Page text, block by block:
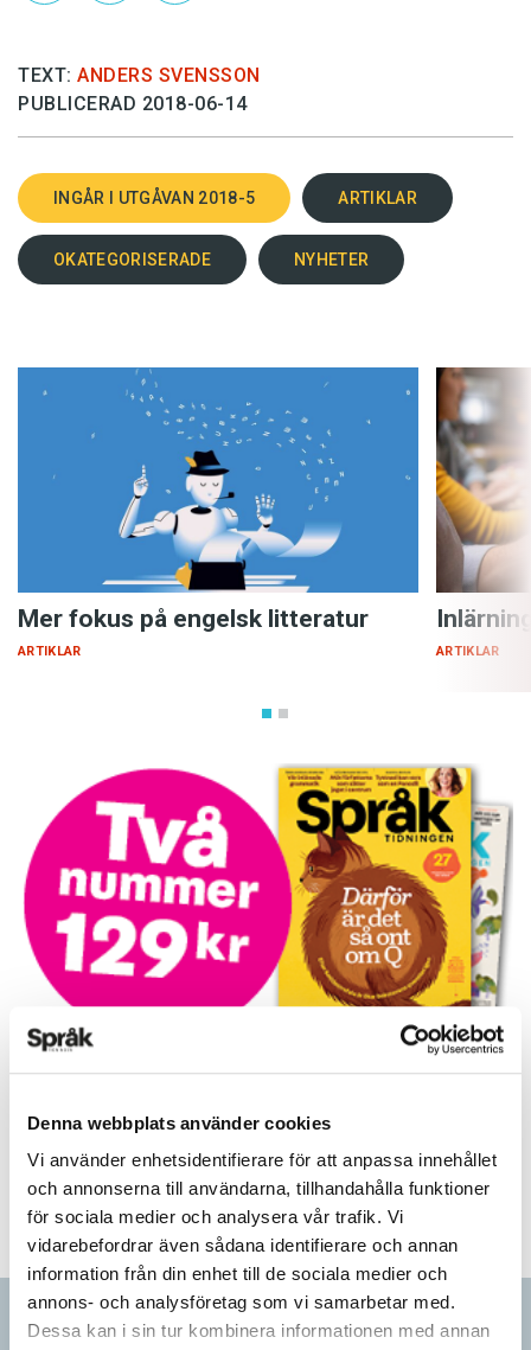
Denna webbplats använder cookies
Vi använder enhetsidentifierare för att anpassa innehållet
och annonserna till användarna, tillhandahålla funktioner
för sociala medier och analysera vår trafik. Vi
vidarebefordrar även sådana identifierare och annan
information från din enhet till de sociala medier och
annons- och analysföretag som vi samarbetar med.
Dessa kan i sin tur kombinera informationen med annan
TEXT: ANDERS SVENSSON
PUBLICERAD 2018-06-14
INGÅR I UTGÅVAN 2018-5 ARTIKLAR
OKATEGORISERADE NYHETER
Mer fokus på engelsk litteratur
ARTIKLAR ARTIKLAR
Prova på!
läsning med vår app
TVÅ NUMMER FÖR 129 KR!
Artiklar